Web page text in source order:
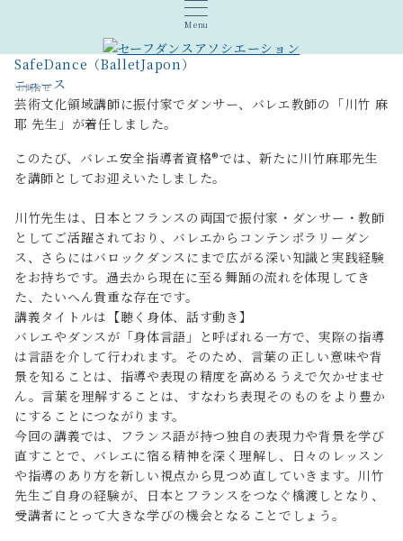
Menu
お問合せ
SafeDance（BalletJapon）
ニュース
芸術文化領域講師に振付家でダンサー、バレエ教師の「川竹 麻
耶 先生」が着任しました。
このたび、バレエ安全指導者資格®︎では、新たに川竹麻耶先生
を講師としてお迎えいたしました。
川竹先生は、日本とフランスの両国で振付家・ダンサー・教師
としてご活躍されており、バレエからコンテンポラリーダン
ス、さらにはバロックダンスにまで広がる深い知識と実践経験
をお持ちです。過去から現在に至る舞踊の流れを体現してき
た、たいへん貴重な存在です。
講義タイトルは【聴く身体、話す動き】
バレエやダンスが「身体言語」と呼ばれる一方で、実際の指導
は言語を介して行われます。そのため、言葉の正しい意味や背
景を知ることは、指導や表現の精度を高めるうえで欠かせませ
ん。言葉を理解することは、すなわち表現そのものをより豊か
にすることにつながります。
今回の講義では、フランス語が持つ独自の表現力や背景を学び
直すことで、バレエに宿る精神を深く理解し、日々のレッスン
や指導のあり方を新しい視点から見つめ直していきます。川竹
先生ご自身の経験が、日本とフランスをつなぐ橋渡しとなり、
受講者にとって大きな学びの機会となることでしょう。